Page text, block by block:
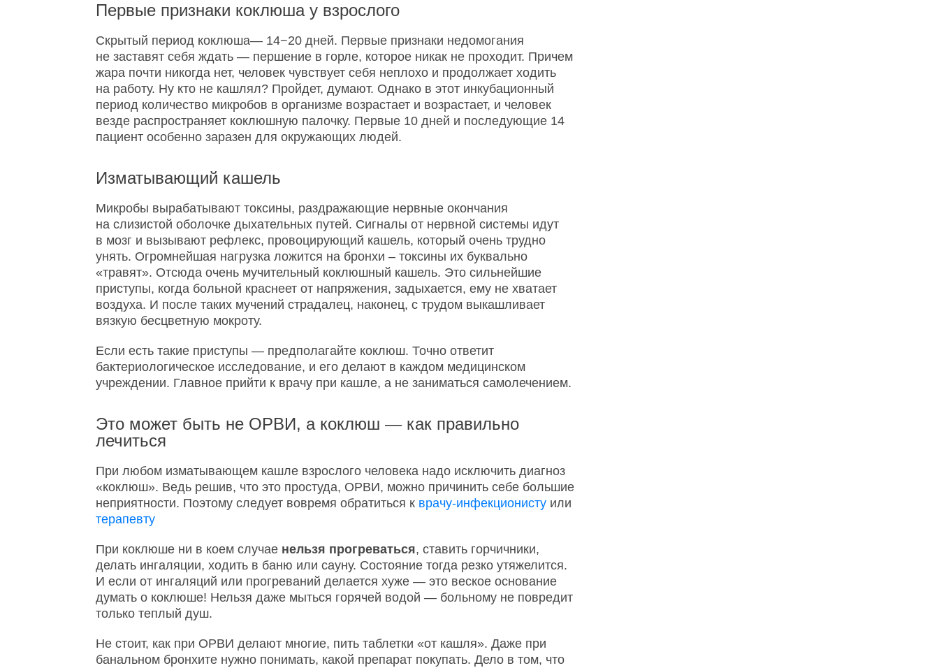
Первые признаки коклюша у взрослого
Скрытый период коклюша— 14−20 дней. Первые признаки недомогания
не заставят себя ждать — першение в горле, которое никак не проходит. Причем
жара почти никогда нет, человек чувствует себя неплохо и продолжает ходить
на работу. Ну кто не кашлял? Пройдет, думают. Однако в этот инкубационный
период количество микробов в организме возрастает и возрастает, и человек
везде распространяет коклюшную палочку. Первые 10 дней и последующие 14
пациент особенно заразен для окружающих людей.
Изматывающий кашель
Микробы вырабатывают токсины, раздражающие нервные окончания
на слизистой оболочке дыхательных путей. Сигналы от нервной системы идут
в мозг и вызывают рефлекс, провоцирующий кашель, который очень трудно
унять. Огромнейшая нагрузка ложится на бронхи – токсины их буквально
«травят». Отсюда очень мучительный коклюшный кашель. Это сильнейшие
приступы, когда больной краснеет от напряжения, задыхается, ему не хватает
воздуха. И после таких мучений страдалец, наконец, с трудом выкашливает
вязкую бесцветную мокроту.
Если есть такие приступы — предполагайте коклюш. Точно ответит
бактериологическое исследование, и его делают в каждом медицинском
учреждении. Главное прийти к врачу при кашле, а не заниматься самолечением.
Это может быть не ОРВИ, а коклюш — как правильно
лечиться
При любом изматывающем кашле взрослого человека надо исключить диагноз
«коклюш». Ведь решив, что это простуда, ОРВИ, можно причинить себе большие
неприятности. Поэтому следует вовремя обратиться к врачу-инфекционисту или
терапевту
При коклюше ни в коем случае нельзя прогреваться, ставить горчичники,
делать ингаляции, ходить в баню или сауну. Состояние тогда резко утяжелится.
И если от ингаляций или прогреваний делается хуже — это веское основание
думать о коклюше! Нельзя даже мыться горячей водой — больному не повредит
только теплый душ.
Не стоит, как при ОРВИ делают многие, пить таблетки «от кашля». Даже при
банальном бронхите нужно понимать, какой препарат покупать. Дело в том, что